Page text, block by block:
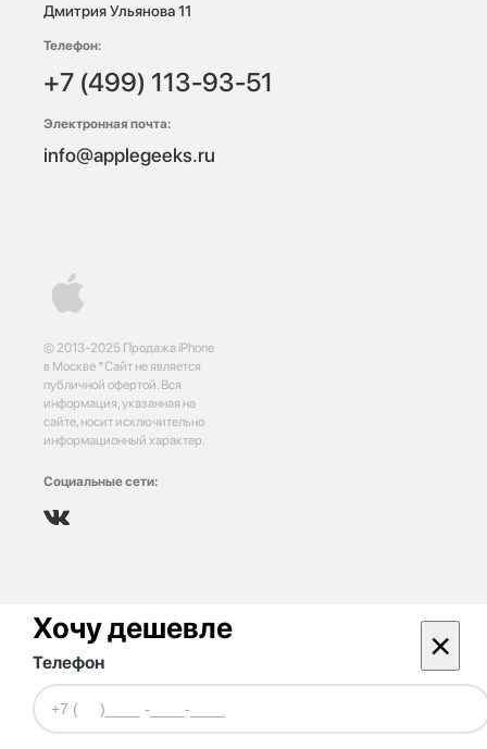
© 2013-2025 Продажа iPhone
в Москве *Сайт не является
публичной офертой. Вся
информация, указанная на
сайте, носит исключительно
информационный характер.
Социальные сети:
Дмитрия Ульянова 11
Телефон:
+7 (499) 113-93-51
Электронная почта:
info@applegeeks.ru
Хочу дешевле ×
Телефон